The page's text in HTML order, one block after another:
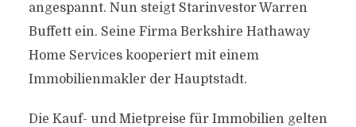
angespannt. Nun steigt Starinvestor Warren
Buffett ein. Seine Firma Berkshire Hathaway
Home Services kooperiert mit einem
Immobilienmakler der Hauptstadt.
Die Kauf- und Mietpreise für Immobilien gelten